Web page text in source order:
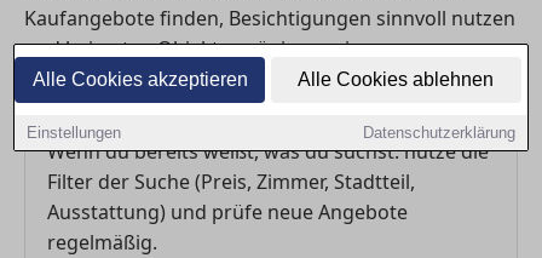
Alle Cookies akzeptieren Alle Cookies ablehnen
Einstellungen Datenschutzerklärung
Kaufangebote finden, Besichtigungen sinnvoll nutzen
und bei guten Objekten zügig reagieren.
Direkt starten
Wenn du bereits weißt, was du suchst: nutze die
Filter der Suche (Preis, Zimmer, Stadtteil,
Ausstattung) und prüfe neue Angebote
regelmäßig.